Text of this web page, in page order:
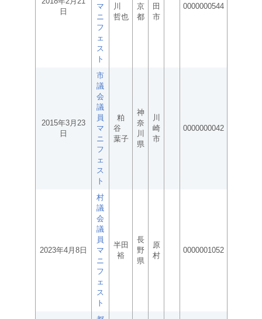
日
マ
ニ
フ
ェ
ス
ト
川
哲也
京
都
田
市
0000000544
2015年3月23
日
市
議
会
議
員
マ
ニ
フ
ェ
ス
ト
粕
谷
葉子
神
奈
川
県
川
崎
市
0000000042
2023年4月8日
村
議
会
議
員
マ
ニ
フ
ェ
ス
ト
半田
裕
長
野
県
原
村
0000001052